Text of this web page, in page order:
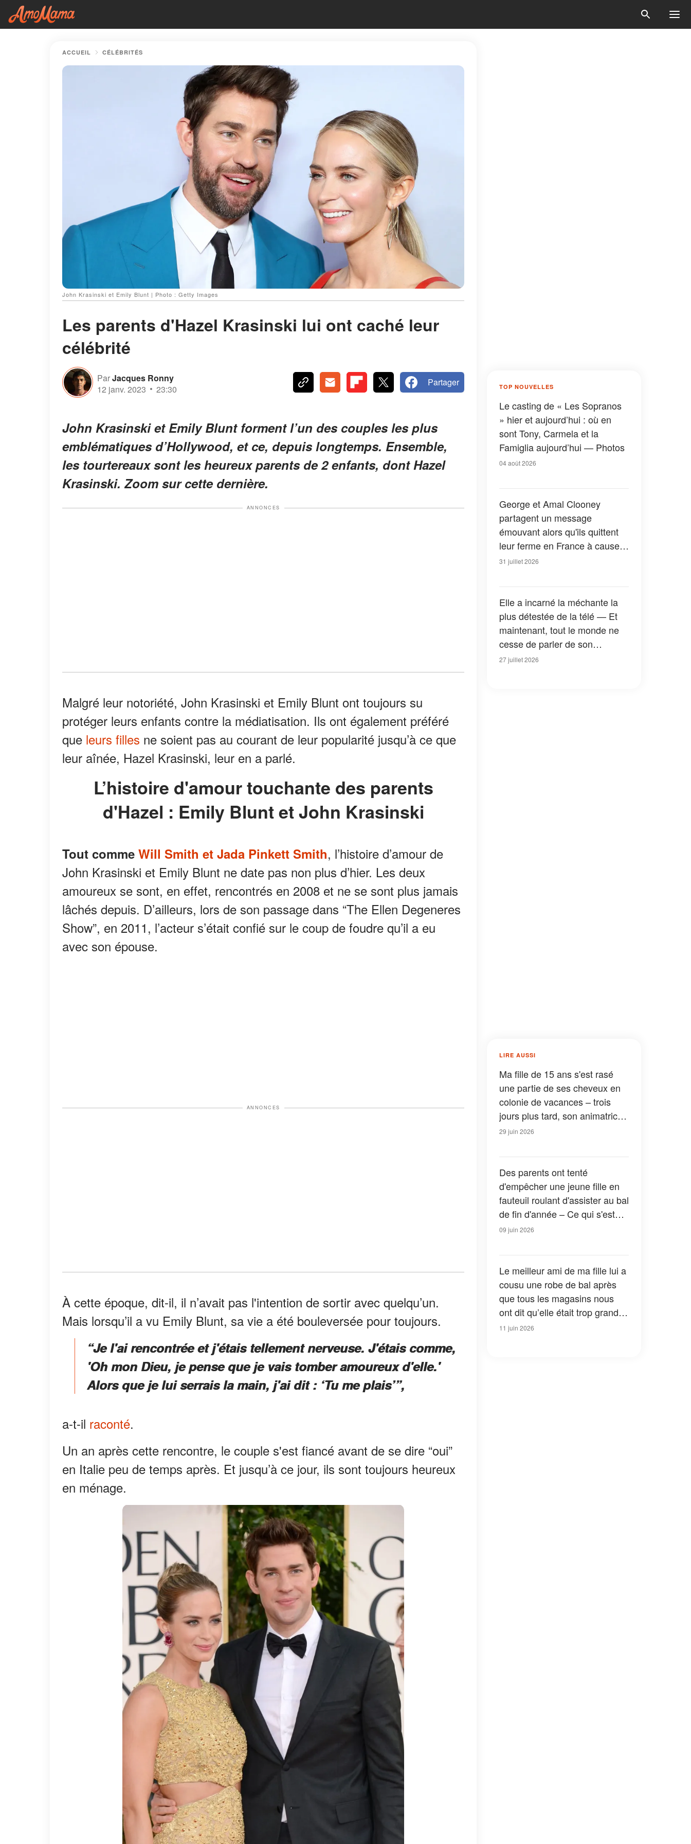
ACCUEIL CÉLÉBRITÉS
John Krasinski et Emily Blunt | Photo : Getty Images
Les parents d'Hazel Krasinski lui ont caché leur
célébrité
ParJacques Ronny
12 janv. 2023
23:30
Partager
John Krasinski et Emily Blunt forment l’un des couples les plus
emblématiques d’Hollywood, et ce, depuis longtemps. Ensemble,
les tourtereaux sont les heureux parents de 2 enfants, dont Hazel
Krasinski. Zoom sur cette dernière.
ANNONCES
Malgré leur notoriété, John Krasinski et Emily Blunt ont toujours su
protéger leurs enfants contre la médiatisation. Ils ont également préféré
que leurs filles ne soient pas au courant de leur popularité jusqu’à ce que
leur aînée, Hazel Krasinski, leur en a parlé.
L’histoire d'amour touchante des parents
d'Hazel : Emily Blunt et John Krasinski
Tout comme Will Smith et Jada Pinkett Smith, l’histoire d’amour de
John Krasinski et Emily Blunt ne date pas non plus d’hier. Les deux
amoureux se sont, en effet, rencontrés en 2008 et ne se sont plus jamais
lâchés depuis. D’ailleurs, lors de son passage dans “The Ellen Degeneres
Show”, en 2011, l’acteur s’était confié sur le coup de foudre qu’il a eu
avec son épouse.
ANNONCES
À cette époque, dit-il, il n’avait pas l'intention de sortir avec quelqu’un.
Mais lorsqu’il a vu Emily Blunt, sa vie a été bouleversée pour toujours.
“Je l'ai rencontrée et j'étais tellement nerveuse. J'étais comme,
'Oh mon Dieu, je pense que je vais tomber amoureux d'elle.'
Alors que je lui serrais la main, j'ai dit : ‘Tu me plais’”,
a-t-il raconté.
Un an après cette rencontre, le couple s'est fiancé avant de se dire “oui”
en Italie peu de temps après. Et jusqu’à ce jour, ils sont toujours heureux
en ménage.
TOP NOUVELLES
Le casting de « Les Sopranos
» hier et aujourd’hui : où en
sont Tony, Carmela et la
Famiglia aujourd’hui — Photos
04 août 2026
George et Amal Clooney
partagent un message
émouvant alors qu'ils quittent
leur ferme en France à cause
des feux de forêt — Tous les
31 juillet 2026
Elle a incarné la méchante la
plus détestée de la télé — Et
maintenant, tout le monde ne
cesse de parler de son
apparition dans la nouvelle
27 juillet 2026
LIRE AUSSI
Ma fille de 15 ans s'est rasé
une partie de ses cheveux en
colonie de vacances – trois
jours plus tard, son animatrice
m'a appelée en pleurant
29 juin 2026
Des parents ont tenté
d'empêcher une jeune fille en
fauteuil roulant d'assister au bal
de fin d'année – Ce qui s'est
passé ce soir-là n'était rien
09 juin 2026
Le meilleur ami de ma fille lui a
cousu une robe de bal après
que tous les magasins nous
ont dit qu’elle était trop grande
pour porter une belle tenue –
11 juin 2026